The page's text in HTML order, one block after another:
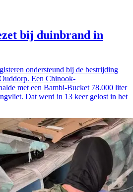
bij duinbrand in
ondersteund bij de bestrijding
Een Chinook-
met een Bambi-Bucket 78.000 liter
Dat werd in 13 keer gelost in het